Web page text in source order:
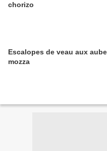
chorizo
Escalopes de veau aux
mozza